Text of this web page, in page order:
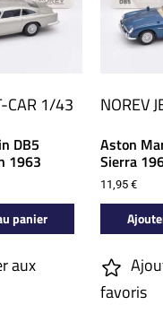
CAR 1/43
DB5
1963
panier
aux
NOREV
Aston
Sierra
11,95 €
favoris